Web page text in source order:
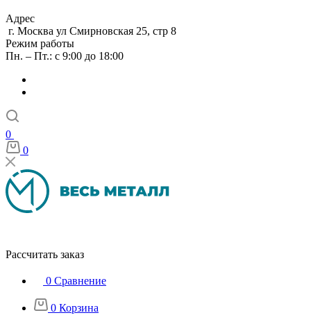
Адрес
г. Москва ул Смирновская 25, стр 8
Режим работы
Пн. – Пт.: с 9:00 до 18:00
0
0
Рассчитать заказ
0 Сравнение
0 Корзина